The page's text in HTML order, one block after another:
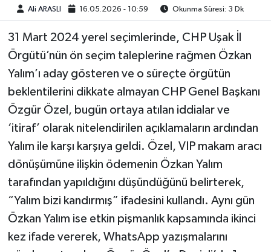
Ali ARASLI 16.05.2026 - 10:59 Okunma Süresi: 3 Dk
31 Mart 2024 yerel seçimlerinde, CHP Uşak İl
Örgütü’nün ön seçim taleplerine rağmen Özkan
Yalım’ı aday gösteren ve o süreçte örgütün
beklentilerini dikkate almayan CHP Genel Başkanı
Özgür Özel, bugün ortaya atılan iddialar ve
‘itiraf’ olarak nitelendirilen açıklamaların ardından
Yalım ile karşı karşıya geldi. Özel, VIP makam aracı
dönüşümüne ilişkin ödemenin Özkan Yalım
tarafından yapıldığını düşündüğünü belirterek,
“Yalım bizi kandırmış” ifadesini kullandı. Aynı gün
Özkan Yalım ise etkin pişmanlık kapsamında ikinci
kez ifade vererek, WhatsApp yazışmalarını